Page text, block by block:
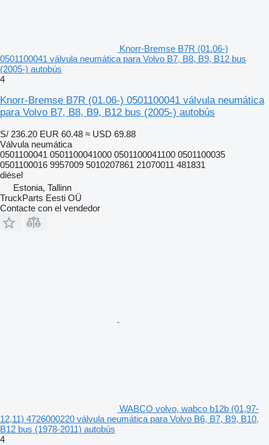
Knorr-Bremse B7R (01.06-)
0501100041 válvula neumática para Volvo B7, B8, B9, B12 bus
(2005-) autobús
4
Knorr-Bremse B7R (01.06-) 0501100041 válvula neumática
para Volvo B7, B8, B9, B12 bus (2005-) autobús
S/ 236.20 EUR 60.48 ≈ USD 69.88
Válvula neumática
0501100041 0501100041000 0501100041100 0501100035
0501100016 9957009 5010207861 21070011 481831
diésel
Estonia, Tallinn
TruckParts Eesti OÜ
Contacte con el vendedor
WABCO volvo, wabco b12b (01,97-
12,11) 4726000220 válvula neumática para Volvo B6, B7, B9, B10,
B12 bus (1978-2011) autobús
4